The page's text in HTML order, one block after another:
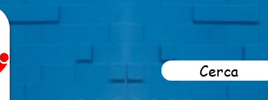
Cerca